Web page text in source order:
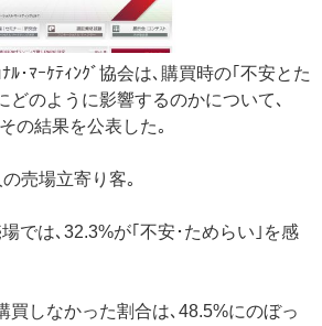
ﾙ･ﾏｰｹﾃｨﾝｸﾞ協会は､購買時の｢不安とた
どのように影響するのかについて､
の結果を公表した｡
売場立寄り客｡
では､32.3%が｢不安･ためらい｣を感
買しなかった割合は､48.5%にのぼっ